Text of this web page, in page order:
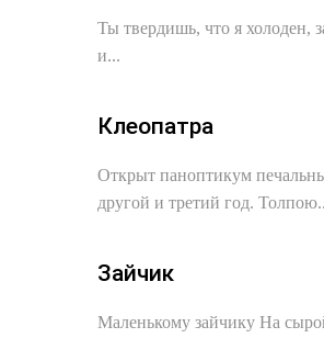
Ты твердишь, что я холоден,
и...
Клеопатра
Открыт паноптикум
другой и третий год.
Зайчик
Маленькому зайчику На